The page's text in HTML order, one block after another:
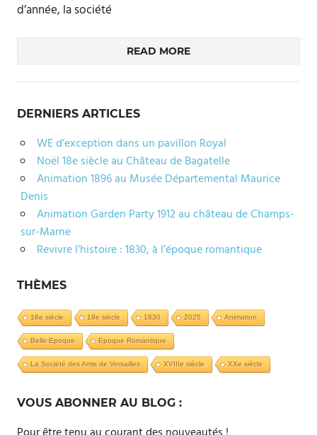
d’année, la société
READ MORE
DERNIERS ARTICLES
WE d’exception dans un pavillon Royal
Noël 18e siècle au Château de Bagatelle
Animation 1896 au Musée Départemental Maurice
Denis
Animation Garden Party 1912 au château de Champs-
sur-Marne
Revivre l’histoire : 1830, à l’époque romantique
THÈMES
18e siècle 19e siècle 1830 2025 Animation
Belle-Epoque Epoque Romantique
La Société des Amis de Versailles XVIIIe siècle XXe siècle
VOUS ABONNER AU BLOG :